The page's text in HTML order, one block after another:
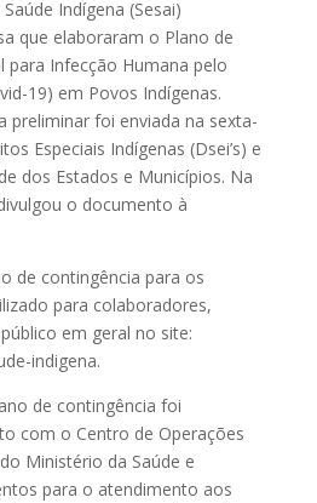
Indígena (Sesai)
que elaboraram o Plano de
para Infecção Humana pelo
19) em Povos Indígenas.
preliminar foi enviada na sexta-
Especiais Indígenas (Dsei’s) e
dos Estados e Municípios. Na
o documento à
de contingência para os
para colaboradores,
em geral no site:
indigena.
de contingência foi
com o Centro de Operações
Ministério da Saúde e
para o atendimento aos